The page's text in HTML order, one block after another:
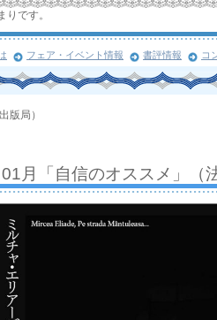
です。
フェア・イベント情報 書評情報 コ
版局）
月「自信のオススメ」（